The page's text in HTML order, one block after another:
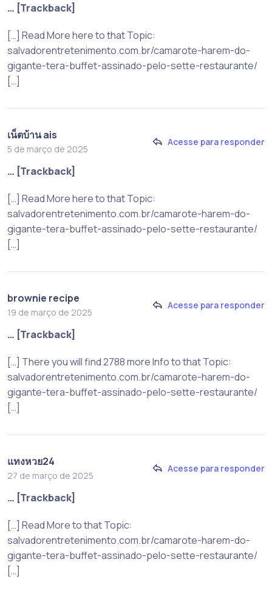
… [Trackback]
[…] Read More here to that Topic:
salvadorentretenimento.com.br/camarote-harem-do-
gigante-tera-buffet-assinado-pelo-sette-restaurante/
[…]
เน็ตบ้าน ais
5 de março de 2025
Acesse para responder
… [Trackback]
[…] Read More here to that Topic:
salvadorentretenimento.com.br/camarote-harem-do-
gigante-tera-buffet-assinado-pelo-sette-restaurante/
[…]
brownie recipe
19 de março de 2025
Acesse para responder
… [Trackback]
[…] There you will find 2788 more Info to that Topic:
salvadorentretenimento.com.br/camarote-harem-do-
gigante-tera-buffet-assinado-pelo-sette-restaurante/
[…]
แทงหวย24
27 de março de 2025
Acesse para responder
… [Trackback]
[…] Read More to that Topic:
salvadorentretenimento.com.br/camarote-harem-do-
gigante-tera-buffet-assinado-pelo-sette-restaurante/
[…]